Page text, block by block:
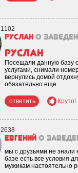
1102
Руслан о
Руслан
Посещали данную базу
услугами, снимали
вернулись домой
обязательно еще.
ответить Круто!
2638
евгений о
мы с друзьями не знали
базе есть все условия
мужикам настоятельно